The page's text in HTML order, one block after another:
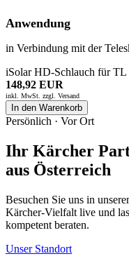
Anwendung
in Verbindung mit der
iSolar HD-Schlauch für TL
148,92 EUR
inkl. MwSt. zzgl. Versand
In den Warenkorb
Persönlich · Vor Ort
Ihr Kärcher
aus Österreich
Besuchen Sie uns in
Kärcher-Vielfalt live und
kompetent beraten.
Unser Standort